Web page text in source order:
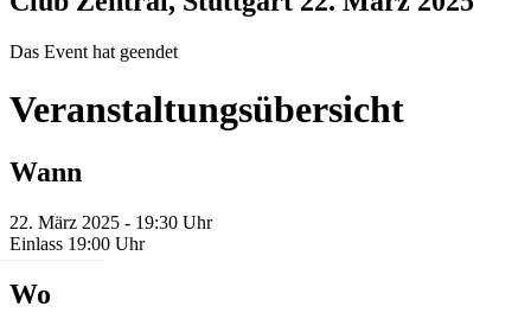
Das Event hat geendet
Veranstaltungsübersicht
Wann
22. März 2025 - 19:30 Uhr
Einlass 19:00 Uhr
Wo